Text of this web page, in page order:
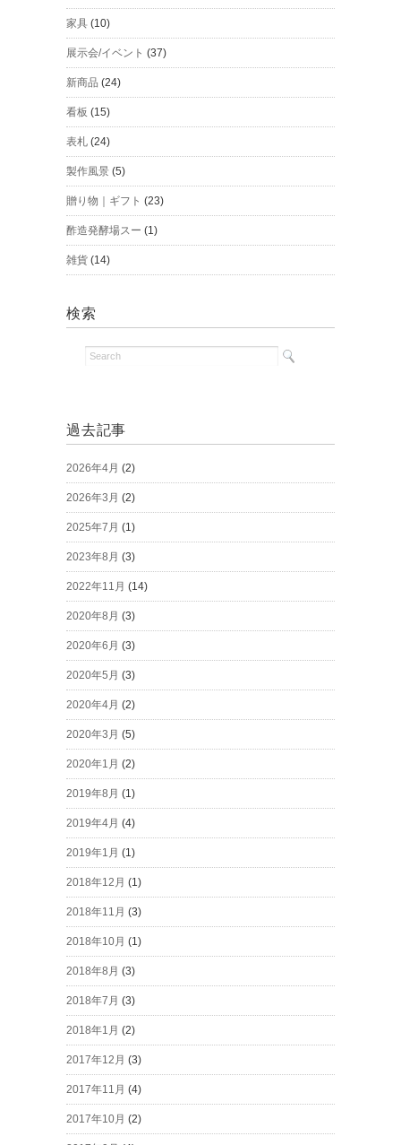
家具 (10)
展示会/イベント (37)
新商品 (24)
看板 (15)
表札 (24)
製作風景 (5)
贈り物｜ギフト (23)
酢造発酵場スー (1)
雑貨 (14)
検索
過去記事
2026年4月 (2)
2026年3月 (2)
2025年7月 (1)
2023年8月 (3)
2022年11月 (14)
2020年8月 (3)
2020年6月 (3)
2020年5月 (3)
2020年4月 (2)
2020年3月 (5)
2020年1月 (2)
2019年8月 (1)
2019年4月 (4)
2019年1月 (1)
2018年12月 (1)
2018年11月 (3)
2018年10月 (1)
2018年8月 (3)
2018年7月 (3)
2018年1月 (2)
2017年12月 (3)
2017年11月 (4)
2017年10月 (2)